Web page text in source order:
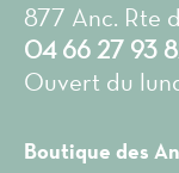
877 Anc. Rte
04 66 27 93
Ouvert du
Boutique des